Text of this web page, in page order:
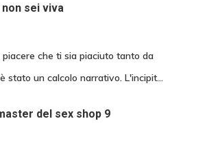
non sei viva
che ti sia piaciuto tanto da
stato un calcolo narrativo. L'incipit…
del sex shop 9